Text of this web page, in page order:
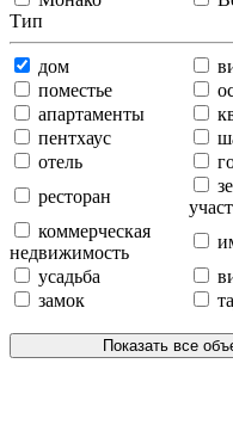
Тип
дом
поместье
апартаменты
пентхаус
отель
ресторан
коммерческая
недвижимость
усадьба
замок
Показать все